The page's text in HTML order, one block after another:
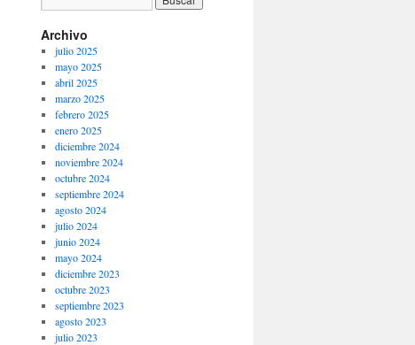
Archivo
julio 2025
mayo 2025
abril 2025
marzo 2025
febrero 2025
enero 2025
diciembre 2024
noviembre 2024
octubre 2024
septiembre 2024
agosto 2024
julio 2024
junio 2024
mayo 2024
diciembre 2023
octubre 2023
septiembre 2023
agosto 2023
julio 2023